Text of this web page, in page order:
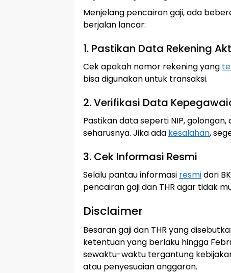
Menjelang pencairan gaji, ada
berjalan lancar:
1. Pastikan Data Rekening
Cek apakah nomor rekening yang
bisa digunakan untuk transaksi.
2. Verifikasi Data
Pastikan data seperti NIP,
seharusnya. Jika ada kesalahan,
3. Cek Informasi Resmi
Selalu pantau informasi resmidari
pencairan gaji dan THR agar tidak
Disclaimer
Besaran gaji dan THR yang
ketentuan yang berlaku hingga
sewaktu-waktu tergantung
atau penyesuaian anggaran.